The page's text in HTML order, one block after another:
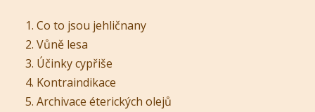
Co to jsou jehličnany
Vůně lesa
Účinky cypřiše
Kontraindikace
Archivace éterických olejů